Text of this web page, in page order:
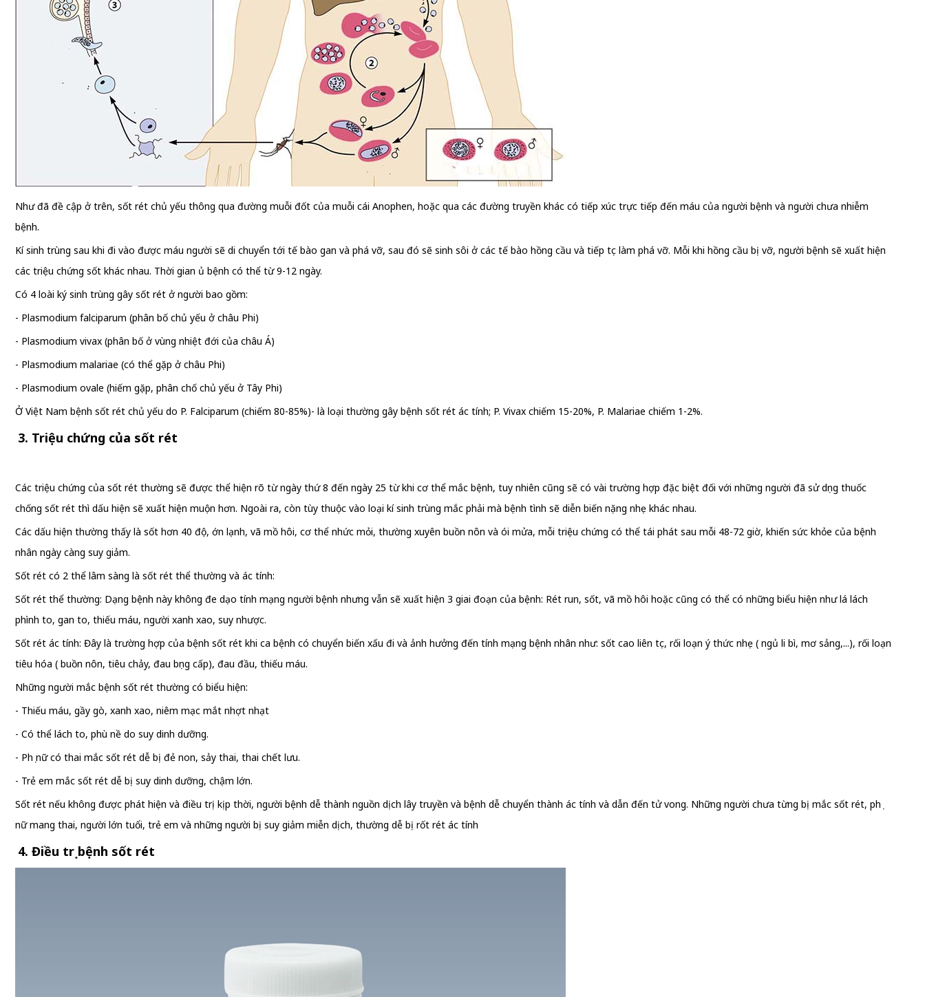
Như đã đề cập ở trên, sốt rét chủ yếu thông qua đường muỗi đốt của muỗi cái Anophen, hoặc qua các đường truyền khác có tiếp xúc trực tiếp đến máu của người bệnh và người chưa nhiễm
bệnh.
Kí sinh trùng sau khi đi vào được máu người sẽ di chuyển tới tế bào gan và phá vỡ, sau đó sẽ sinh sôi ở các tế bào hồng cầu và tiếp tục làm phá vỡ. Mỗi khi hồng cầu bị vỡ, người bệnh sẽ xuất hiện
các triệu chứng sốt khác nhau. Thời gian ủ bệnh có thể từ 9-12 ngày.
Có 4 loài ký sinh trùng gây sốt rét ở người bao gồm:
- Plasmodium falciparum (phân bố chủ yếu ở châu Phi)
- Plasmodium vivax (phân bố ở vùng nhiệt đới của châu Á)
- Plasmodium malariae (có thể gặp ở châu Phi)
- Plasmodium ovale (hiếm gặp, phân chố chủ yếu ở Tây Phi)
Ở Việt Nam bệnh sốt rét chủ yếu do P. Falciparum (chiếm 80-85%)- là loại thường gây bệnh sốt rét ác tính; P. Vivax chiếm 15-20%, P. Malariae chiếm 1-2%.
3. Triệu chứng của sốt rét
Các triệu chứng của sốt rét thường sẽ được thể hiện rõ từ ngày thứ 8 đến ngày 25 từ khi cơ thể mắc bệnh, tuy nhiên cũng sẽ có vài trường hợp đặc biệt đối với những người đã sử dụng thuốc
chống sốt rét thì dấu hiện sẽ xuất hiện muộn hơn. Ngoài ra, còn tùy thuộc vào loại kí sinh trùng mắc phải mà bệnh tình sẽ diễn biến nặng nhẹ khác nhau.
Các dấu hiện thường thấy là sốt hơn 40 độ, ớn lạnh, vã mồ hôi, cơ thể nhức mỏi, thường xuyên buồn nôn và ói mửa, mỗi triệu chứng có thể tái phát sau mỗi 48-72 giờ, khiến sức khỏe của bệnh
nhân ngày càng suy giảm.
Sốt rét có 2 thể lâm sàng là sốt rét thể thường và ác tính:
Sốt rét thể thường: Dạng bệnh này không đe dạo tính mạng người bệnh nhưng vẫn sẽ xuất hiện 3 giai đoạn của bệnh: Rét run, sốt, vã mồ hôi hoặc cũng có thể có những biểu hiện như lá lách
phình to, gan to, thiếu máu, người xanh xao, suy nhược.
Sốt rét ác tính: Đây là trường hợp của bệnh sốt rét khi ca bệnh có chuyển biến xấu đi và ảnh hưởng đến tính mạng bệnh nhân như: sốt cao liên tục, rối loạn ý thức nhẹ ( ngủ li bì, mơ sảng,...), rối loạn
tiêu hóa ( buồn nôn, tiêu chảy, đau bụng cấp), đau đầu, thiếu máu.
Những người mắc bệnh sốt rét thường có biểu hiện:
- Thiếu máu, gầy gò, xanh xao, niêm mạc mắt nhợt nhạt
- Có thể lách to, phù nề do suy dinh dưỡng.
- Phụ nữ có thai mắc sốt rét dễ bị đẻ non, sảy thai, thai chết lưu.
- Trẻ em mắc sốt rét dễ bị suy dinh dưỡng, chậm lớn.
Sốt rét nếu không được phát hiện và điều trị kịp thời, người bệnh dễ thành nguồn dịch lây truyền và bệnh dễ chuyển thành ác tính và dẫn đến tử vong. Những người chưa từng bị mắc sốt rét, phụ
nữ mang thai, người lớn tuổi, trẻ em và những người bị suy giảm miễn dịch, thường dễ bị rốt rét ác tính
4. Điều trị bệnh sốt rét